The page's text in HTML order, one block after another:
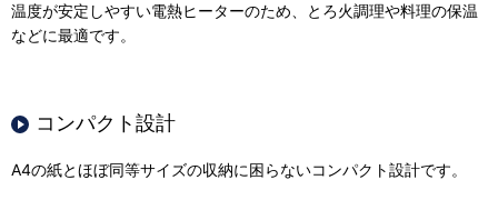
温度が安定しやすい電熱ヒーターのため、とろ火調理や料理の保温
などに最適です。
コンパクト設計
A4の紙とほぼ同等サイズの収納に困らないコンパクト設計です。